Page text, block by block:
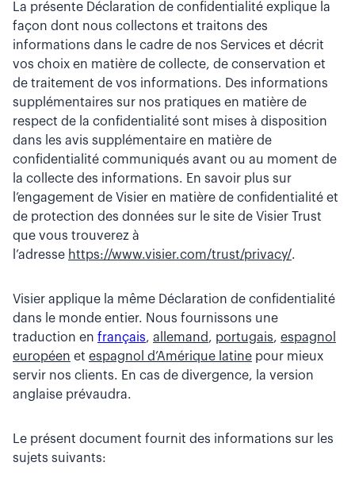
La présente Déclaration de confidentialité explique la
façon dont nous collectons et traitons des
informations dans le cadre de nos Services et décrit
vos choix en matière de collecte, de conservation et
de traitement de vos informations. Des informations
supplémentaires sur nos pratiques en matière de
respect de la confidentialité sont mises à disposition
dans les avis supplémentaire en matière de
confidentialité communiqués avant ou au moment de
la collecte des informations. En savoir plus sur
l’engagement de Visier en matière de confidentialité et
de protection des données sur le site de Visier Trust
que vous trouverez à
l’adresse https://www.visier.com/trust/privacy/.
Visier applique la même Déclaration de confidentialité
dans le monde entier. Nous fournissons une
traduction en français, allemand, portugais, espagnol
européen et espagnol d’Amérique latine pour mieux
servir nos clients. En cas de divergence, la version
anglaise prévaudra.
Le présent document fournit des informations sur les
sujets suivants: